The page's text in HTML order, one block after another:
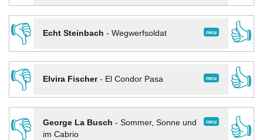
👎
neu
Echt Steinbach - Wegwerfsoldat
👍
👎
neu
Elvira Fischer- El Condor Pasa
👍
👎
neu
George La Busch - Sommer, Sonne und
im Cabrio
👍